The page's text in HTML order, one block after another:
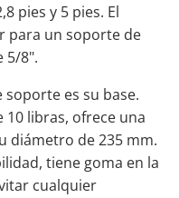
pies y 5 pies. El
para un soporte de
5/8".
soporte es su base.
10 libras, ofrece una
diámetro de 235 mm.
tiene goma en la
cualquier